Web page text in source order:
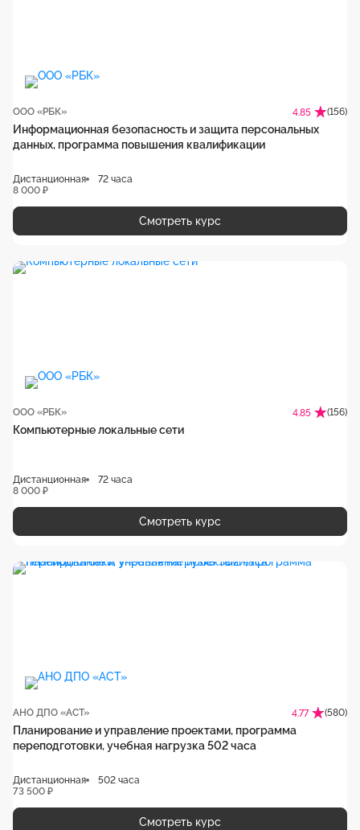
ООО «РБК» 4.85 (156)
Информационная безопасность и защита персональных
данных, программа повышения квалификации
Дистанционная
72 часа
8 000 ₽
Смотреть курс
ООО «РБК» 4.85 (156)
Компьютерные локальные сети
Дистанционная
72 часа
8 000 ₽
Смотреть курс
АНО ДПО «АСТ» 4.77 (580)
Планирование и управление проектами, программа
переподготовки, учебная нагрузка 502 часа
Дистанционная
502 часа
73 500 ₽
Смотреть курс